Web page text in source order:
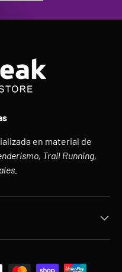
en material de
Trail Running,